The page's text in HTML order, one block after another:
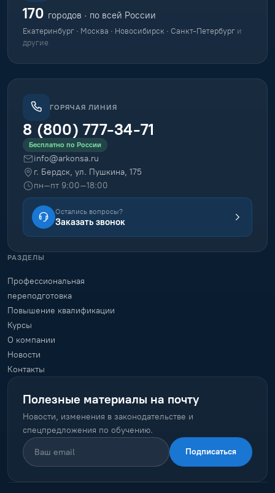
170 городов · по всей России
Екатеринбург · Москва · Новосибирск · Санкт-Петербург и
другие
ГОРЯЧАЯ ЛИНИЯ
8 (800) 777-34-71
Бесплатно по России
info@arkonsa.ru
г. Бердск, ул. Пушкина, 175
пн–пт 9:00–18:00
Остались вопросы?
Заказать звонок
РАЗДЕЛЫ
Профессиональная
переподготовка
Повышение квалификации
Курсы
О компании
Новости
Контакты
Полезные материалы на почту
Новости, изменения в законодательстве и
спецпредложения по обучению.
Подписаться